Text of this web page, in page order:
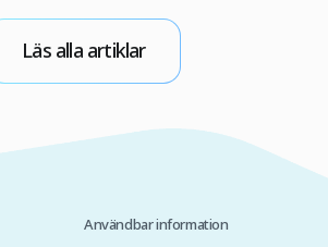
du därför överväger en
med FUE-metoden i Turkiet
att du först […]
Läs alla artiklar
Användbar information